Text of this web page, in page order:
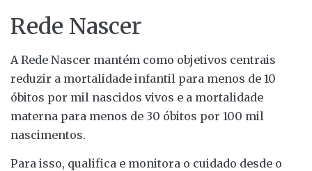
Rede Nascer
A Rede Nascer mantém como objetivos centrais
reduzir a mortalidade infantil para menos de 10
óbitos por mil nascidos vivos e a mortalidade
materna para menos de 30 óbitos por 100 mil
nascimentos.
Para isso, qualifica e monitora o cuidado desde o